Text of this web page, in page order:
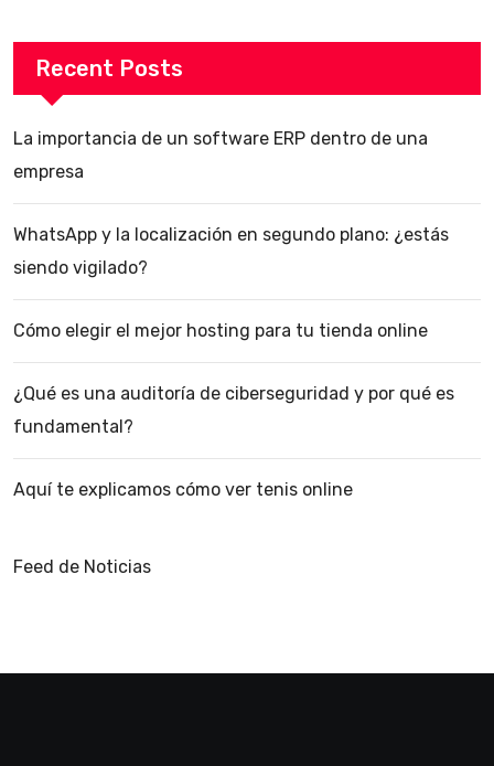
Recent Posts
La importancia de un software ERP dentro de una
empresa
WhatsApp y la localización en segundo plano: ¿estás
siendo vigilado?
Cómo elegir el mejor hosting para tu tienda online
¿Qué es una auditoría de ciberseguridad y por qué es
fundamental?
Aquí te explicamos cómo ver tenis online
Feed de Noticias